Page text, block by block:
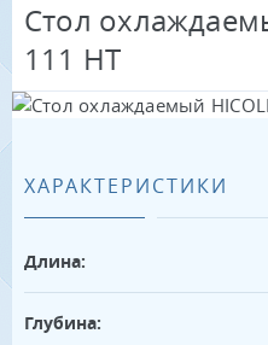
Стол
111 HT
ХАРАКТЕРИСТИКИ
Длина:
Глубина: